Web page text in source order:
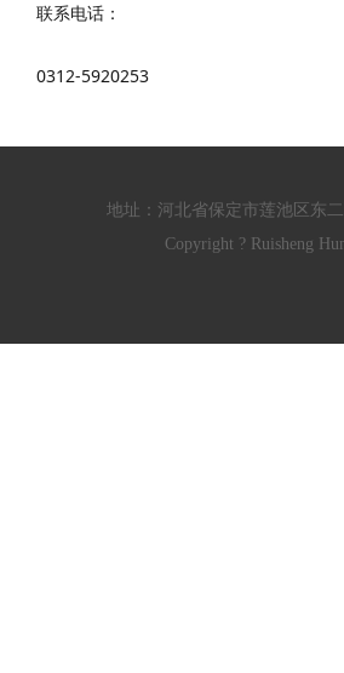
联系电话：
0312-5920253
地址：河北省保定市莲池区东
Copyright ? Ruisheng